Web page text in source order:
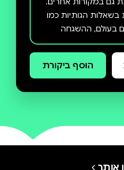
גם במקורות אחרים.
בשאלות הגותיות כמו
בעולם, ההשגחה
האלוהי.
הוסף ביקורת
אותך